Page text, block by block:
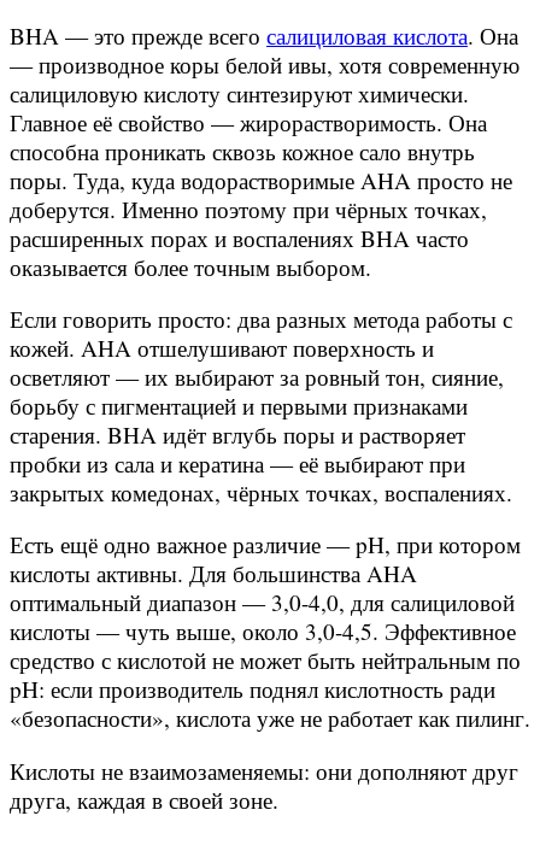
BHA — это прежде всего салициловая кислота. Она
— производное коры белой ивы, хотя современную
салициловую кислоту синтезируют химически.
Главное её свойство — жирорастворимость. Она
способна проникать сквозь кожное сало внутрь
поры. Туда, куда водорастворимые AHA просто не
доберутся. Именно поэтому при чёрных точках,
расширенных порах и воспалениях BHA часто
оказывается более точным выбором.
Если говорить просто: два разных метода работы с
кожей. AHA отшелушивают поверхность и
осветляют — их выбирают за ровный тон, сияние,
борьбу с пигментацией и первыми признаками
старения. BHA идёт вглубь поры и растворяет
пробки из сала и кератина — её выбирают при
закрытых комедонах, чёрных точках, воспалениях.
Есть ещё одно важное различие — pH, при котором
кислоты активны. Для большинства AHA
оптимальный диапазон — 3,0-4,0, для салициловой
кислоты — чуть выше, около 3,0-4,5. Эффективное
средство с кислотой не может быть нейтральным по
pH: если производитель поднял кислотность ради
«безопасности», кислота уже не работает как пилинг.
Кислоты не взаимозаменяемы: они дополняют друг
друга, каждая в своей зоне.